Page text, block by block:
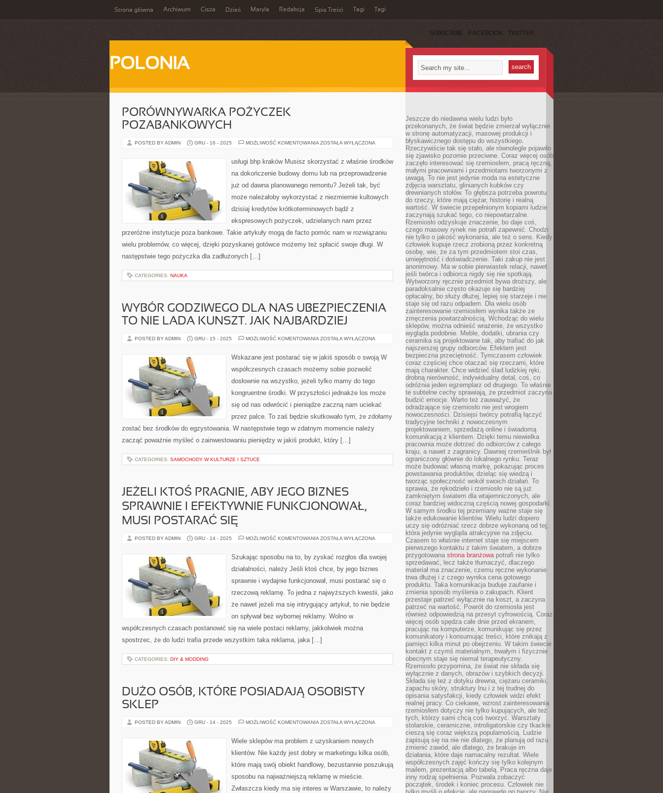
Strona główna Archiwum Cisza Dzień Maryla Redakcja Spis Treści Tagi Tagi
SUBSCRIBE FACEBOOK TWITTER
POLONIA
PORÓWNYWARKA POŻYCZEK
POZABANKOWYCH
POSTED BY ADMIN GRU - 16 - 2025 MOŻLIWOŚĆ KOMENTOWANIA PORÓWNYWARKA
ZOSTAŁA WYŁĄCZONA
usługi bhp kraków Musisz skorzystać z właśnie środków
na dokończenie budowy domu lub na przeprowadzenie
już od dawna planowanego remontu? Jeżeli tak, być
może należałoby wykorzystać z niezmiernie kultowych
dzisiaj kredytów krótkoterminowych bądź z
ekspresowych pożyczek, udzielanych nam przez
przeróżne instytucje poza bankowe. Takie artykuły mogą de facto pomóc nam w rozwiązaniu
wielu problemów, co więcej, dzięki pozyskanej gotówce możemy też spłacić swoje długi. W
następstwie tego pożyczka dla zadłużonych […]
CATEGORIES: NAUKA
WYBÓR GODZIWEGO DLA NAS UBEZPIECZENIA
TO NIE LADA KUNSZT. JAK NAJBARDZIEJ
POSTED BY ADMIN GRU - 15 - 2025 MOŻLIWOŚĆ KOMENTOWANIA WYBÓR
NAS
UBEZPIECZENIA
NIE
KUNSZT.
NAJBARDZIEJ
ZOSTAŁA WYŁĄCZONA
Wskazane jest postarać się w jakiś sposób o swoją W
współczesnych czasach możemy sobie pozwolić
dosłownie na wszystko, jeżeli tylko mamy do tego
kongruentne środki. W przyszłości jednakże los może
się od nas odwrócić i pieniądze zaczną nam uciekać
przez palce. To zaś będzie skutkowało tym, że zdołamy
zostać bez środków do egzystowania. W następstwie tego w zdatnym momencie należy
zacząć poważnie myśleć o zainwestowaniu pieniędzy w jakiś produkt, który […]
CATEGORIES: SAMOCHODY W KULTURZE I SZTUCE
JEŻELI KTOŚ PRAGNIE, ABY JEGO BIZNES
SPRAWNIE I EFEKTYWNIE FUNKCJONOWAŁ,
MUSI POSTARAĆ SIĘ
POSTED BY ADMIN GRU - 14 - 2025 MOŻLIWOŚĆ KOMENTOWANIA JEŻELI
ABY
JEGO
SPRAWNIE
EFEKTYWNIE
MUSI
POSTARAĆ
SIĘ
ZOSTAŁA WYŁĄCZONA
Szukając sposobu na to, by zyskać rozgłos dla swojej
działalności, należy Jeśli ktoś chce, by jego biznes
sprawnie i wydajnie funkcjonował, musi postarać się o
rzeczową reklamę. To jedna z najwyższych kwestii, jako
że nawet jeżeli ma się intrygujący artykuł, to nie będzie
on spływał bez wybornej reklamy. Wolno w
współczesnych czasach postanowić się na wiele postaci reklamy, jakkolwiek można
spostrzec, że do ludzi trafia przede wszystkim taka reklama, jaka […]
CATEGORIES: DIY & MODDING
DUŻO OSÓB, KTÓRE POSIADAJĄ OSOBISTY
SKLEP
POSTED BY ADMIN GRU - 14 - 2025 MOŻLIWOŚĆ KOMENTOWANIA DUŻO
POSIADAJĄ
OSOBISTY
ZOSTAŁA WYŁĄCZONA
Wiele sklepów ma problem z uzyskaniem nowych
klientów. Nie każdy jest dobry w marketingu kilka osób,
które mają swój obiekt handlowy, bezustannie poszukują
sposobu na najważniejszą reklamę w mieście.
Zwłaszcza kiedy ma się interes w Warszawie, to należy
Jeszcze do niedawna wielu ludzi było
przekonanych, że świat będzie zmierzał wyłącznie
w stronę automatyzacji, masowej produkcji i
błyskawicznego dostępu do wszystkiego.
Rzeczywiście tak się stało, ale równolegle pojawiło
się zjawisko pozornie przeciwne. Coraz więcej osób
zaczęło interesować się rzemiosłem, pracą ręczną,
małymi pracowniami i przedmiotami tworzonymi z
uwagą. To nie jest jedynie moda na estetyczne
zdjęcia warsztatu, glinianych kubków czy
drewnianych stołów. To głębsza potrzeba powrotu
do rzeczy, które mają ciężar, historię i realną
wartość. W świecie przepełnionym kopiami ludzie
zaczynają szukać tego, co niepowtarzalne.
Rzemiosło odzyskuje znaczenie, bo daje coś,
czego masowy rynek nie potrafi zapewnić. Chodzi
nie tylko o jakość wykonania, ale też o sens. Kiedy
człowiek kupuje rzecz zrobioną przez konkretną
osobę, wie, że za tym przedmiotem stoi czas,
umiejętność i doświadczenie. Taki zakup nie jest
anonimowy. Ma w sobie pierwiastek relacji, nawet
jeśli twórca i odbiorca nigdy się nie spotkają.
Wytworzony ręcznie przedmiot bywa droższy, ale
paradoksalnie często okazuje się bardziej
opłacalny, bo służy dłużej, lepiej się starzeje i nie
staje się od razu odpadem. Dla wielu osób
zainteresowanie rzemiosłem wynika także ze
zmęczenia powtarzalnością. Wchodząc do wielu
sklepów, można odnieść wrażenie, że wszystko
wygląda podobnie. Meble, dodatki, ubrania czy
ceramika są projektowane tak, aby trafiać do jak
najszerszej grupy odbiorców. Efektem jest
bezpieczna przeciętność. Tymczasem człowiek
coraz częściej chce otaczać się rzeczami, które
mają charakter. Chce widzieć ślad ludzkiej ręki,
drobną nierówność, indywidualny detal, coś, co
odróżnia jeden egzemplarz od drugiego. To właśnie
te subtelne cechy sprawiają, że przedmiot zaczyna
budzić emocje. Warto też zauważyć, że
odradzające się rzemiosło nie jest wrogiem
nowoczesności. Dzisiejsi twórcy potrafią łączyć
tradycyjne techniki z nowoczesnym
projektowaniem, sprzedażą online i świadomą
komunikacją z klientem. Dzięki temu niewielka
pracownia może dotrzeć do odbiorców z całego
kraju, a nawet z zagranicy. Dawniej rzemieślnik był
ograniczony głównie do lokalnego rynku. Teraz
może budować własną markę, pokazując proces
powstawania produktów, dzieląc się wiedzą i
tworząc społeczność wokół swoich działań. To
sprawia, że rękodzieło i rzemiosło nie są już
zamkniętym światem dla wtajemniczonych, ale
coraz bardziej widoczną częścią nowej gospodarki.
W samym środku tej przemiany ważne staje się
także edukowanie klientów. Wielu ludzi dopiero
uczy się odróżniać rzecz dobrze wykonaną od tej,
która jedynie wygląda atrakcyjnie na zdjęciu.
Czasem to właśnie internet staje się miejscem
pierwszego kontaktu z takim światem, a dobrze
przygotowana strona branżowapotrafi nie tylko
sprzedawać, lecz także tłumaczyć, dlaczego
materiał ma znaczenie, czemu ręczne wykonanie
trwa dłużej i z czego wynika cena gotowego
produktu. Taka komunikacja buduje zaufanie i
zmienia sposób myślenia o zakupach. Klient
przestaje patrzeć wyłącznie na koszt, a zaczyna
patrzeć na wartość. Powrót do rzemiosła jest
również odpowiedzią na przesyt cyfrowością. Coraz
więcej osób spędza całe dnie przed ekranem,
pracując na komputerze, komunikując się przez
komunikatory i konsumując treści, które znikają z
pamięci kilka minut po obejrzeniu. W takim świecie
kontakt z czymś materialnym, trwałym i fizycznie
obecnym staje się niemal terapeutyczny.
Rzemiosło przypomina, że świat nie składa się
wyłącznie z danych, obrazów i szybkich decyzji.
Składa się też z dotyku drewna, ciężaru ceramiki,
zapachu skóry, struktury lnu i z tej trudnej do
opisania satysfakcji, kiedy człowiek widzi efekt
realnej pracy. Co ciekawe, wzrost zainteresowania
rzemiosłem dotyczy nie tylko kupujących, ale też
tych, którzy sami chcą coś tworzyć. Warsztaty
stolarskie, ceramiczne, introligatorskie czy tkackie
cieszą się coraz większą popularnością. Ludzie
zapisują się na nie nie dlatego, że planują od razu
zmienić zawód, ale dlatego, że brakuje im
działania, które daje namacalny rezultat. Wiele
współczesnych zajęć kończy się tylko kolejnym
mailem, prezentacją albo tabelą. Praca ręczna daje
inny rodzaj spełnienia. Pozwala zobaczyć
początek, środek i koniec procesu. Człowiek nie